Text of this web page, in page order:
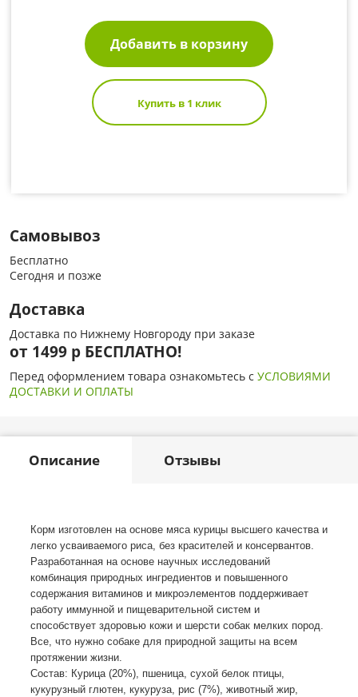
Добавить в корзину
Купить в 1 клик
Самовывоз
Бесплатно
Сегодня и позже
Доставка
Доставка по Нижнему Новгороду при заказе
от 1499 р БЕСПЛАТНО!
Перед оформлением товара ознакомьтесь с УСЛОВИЯМИ
ДОСТАВКИ И ОПЛАТЫ
Описание Отзывы
Корм изготовлен на основе мяса курицы высшего качества и
легко усваиваемого риса, без красителей и консервантов.
Разработанная на основе научных исследований
комбинация природных ингредиентов и повышенного
содержания витаминов и микроэлементов поддерживает
работу иммунной и пищеварительной систем и
способствует здоровью кожи и шерсти собак мелких пород.
Все, что нужно собаке для природной защиты на всем
протяжении жизни.
Состав: Курица (20%), пшеница, сухой белок птицы,
кукурузный глютен, кукуруза, рис (7%), животный жир,